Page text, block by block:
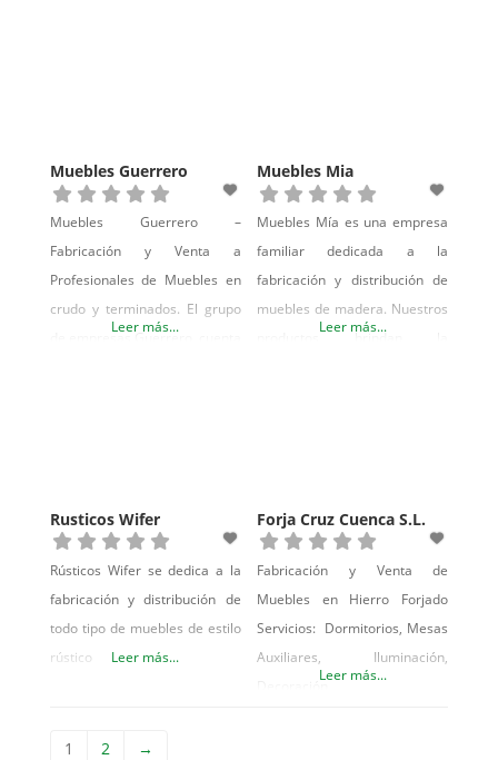
Muebles Guerrero
Muebles Guerrero –
Fabricación y Venta a
Profesionales de Muebles en
crudo y terminados. El grupo
de empresas Guerrero, cuenta
disponemos de un
departamento Contract dando
servicio al amueblamiento de
hoteles, geriátricos o
restaurantes.
Leer más...
Muebles Mia
Muebles Mía es una empresa
familiar dedicada a la
fabricación y distribución de
muebles de madera. Nuestros
productos brindan la
elegido dándole el acabado y
color deseado por el cliente.
Hacemos muebles a medida y
distribuimos muebles de
primeras.
Leer más...
Rusticos Wifer
Rústicos Wifer se dedica a la
fabricación y distribución de
todo tipo de muebles de estilo
rústico
Leer más...
Forja Cruz Cuenca S.L.
Fabricación y Venta de
Muebles en Hierro Forjado
Servicios: Dormitorios, Mesas
Auxiliares, Iluminación,
Decoración
Leer más...
1 2 →